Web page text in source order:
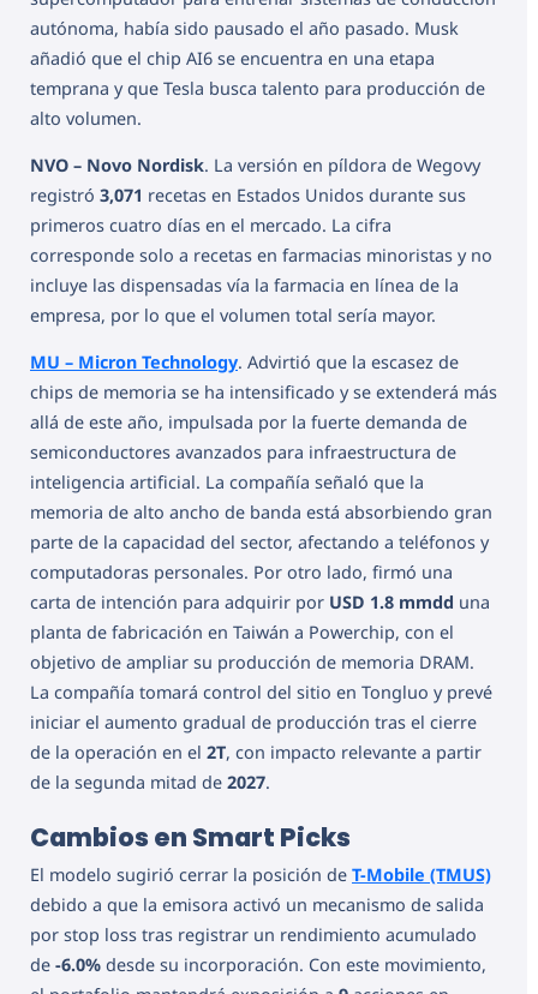
autónoma, había sido pausado el año pasado. Musk
añadió que el chip AI6 se encuentra en una etapa
temprana y que Tesla busca talento para producción de
alto volumen.
NVO – Novo Nordisk. La versión en píldora de Wegovy
registró 3,071 recetas en Estados Unidos durante sus
primeros cuatro días en el mercado. La cifra
corresponde solo a recetas en farmacias minoristas y no
incluye las dispensadas vía la farmacia en línea de la
empresa, por lo que el volumen total sería mayor.
MU – Micron Technology. Advirtió que la escasez de
chips de memoria se ha intensificado y se extenderá más
allá de este año, impulsada por la fuerte demanda de
semiconductores avanzados para infraestructura de
inteligencia artificial. La compañía señaló que la
memoria de alto ancho de banda está absorbiendo gran
parte de la capacidad del sector, afectando a teléfonos y
computadoras personales. Por otro lado, firmó una
carta de intención para adquirir por USD 1.8 mmdd una
planta de fabricación en Taiwán a Powerchip, con el
objetivo de ampliar su producción de memoria DRAM.
La compañía tomará control del sitio en Tongluo y prevé
iniciar el aumento gradual de producción tras el cierre
de la operación en el 2T, con impacto relevante a partir
de la segunda mitad de 2027.
Cambios en Smart Picks
El modelo sugirió cerrar la posición de T-Mobile (TMUS)
debido a que la emisora activó un mecanismo de salida
por stop loss tras registrar un rendimiento acumulado
de -6.0% desde su incorporación. Con este movimiento,